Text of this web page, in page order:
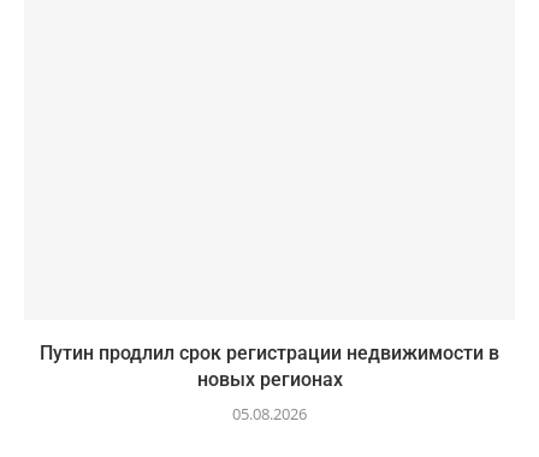
Путин продлил срок регистрации недвижимости в
новых регионах
05.08.2026